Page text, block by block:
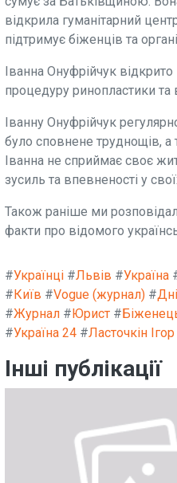
відкрила гуманітарний
підтримує біженців та
Іванна Онуфрійчук
процедуру ринопластики та
Іванну Онуфрійчук
було сповнене труднощів, а
Іванна не сприймає своє
зусиль та впевненості у
Також раніше ми
факти про відомого
#Українці #Львів #Україна
#Київ #Vogue (журнал) #
#Журнал #Юрист #
#Україна 24 #Ласточкін
Інші публікації